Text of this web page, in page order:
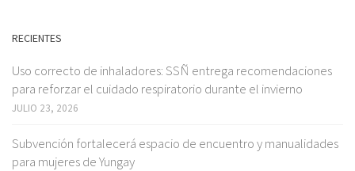
RECIENTES
Uso correcto de inhaladores: SSÑ entrega recomendaciones
para reforzar el cuidado respiratorio durante el invierno
JULIO 23, 2026
Subvención fortalecerá espacio de encuentro y manualidades
para mujeres de Yungay